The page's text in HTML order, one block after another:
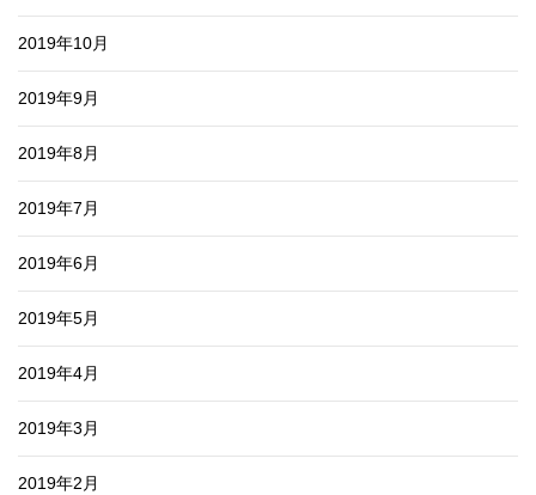
2019年10月
2019年9月
2019年8月
2019年7月
2019年6月
2019年5月
2019年4月
2019年3月
2019年2月